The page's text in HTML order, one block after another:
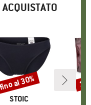
MARCHIO
STOIC
al 30%